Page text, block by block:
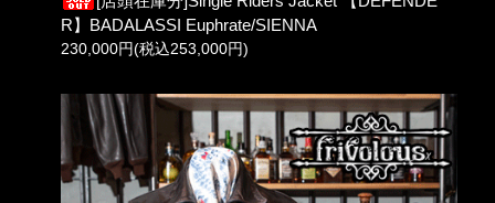
R】BADALASSI Euphrate/SIENNA
230,000円(税込253,000円)